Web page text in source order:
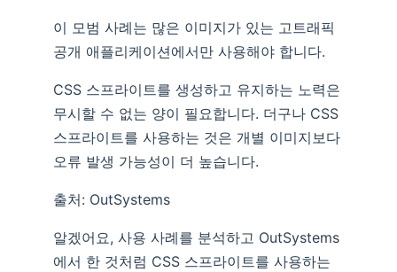
이 모범 사례는 많은 이미지가 있는 고트래픽
공개 애플리케이션에서만 사용해야 합니다.
CSS 스프라이트를 생성하고 유지하는 노력은
무시할 수 없는 양이 필요합니다. 더구나 CSS
스프라이트를 사용하는 것은 개별 이미지보다
오류 발생 가능성이 더 높습니다.
출처: OutSystems
알겠어요, 사용 사례를 분석하고 OutSystems
에서 한 것처럼 CSS 스프라이트를 사용하는